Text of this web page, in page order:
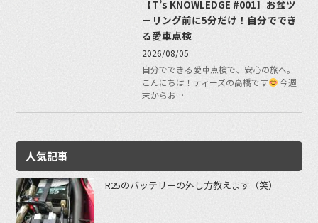
【T’s KNOWLEDGE #001】お盆ツ
ーリング前に5分だけ！自分ででき
る愛車点検
2026/08/05
自分でできる愛車点検で、安心の旅へ。
こんにちは！ティーズの高橋です
今週
末からお…
人気記事
R25のバッテリーの外し方教えます（笑）